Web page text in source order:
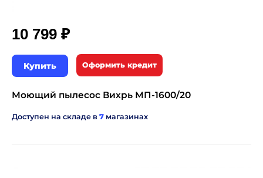
10 799 ₽
Купить Оформить кредит
Моющий пылесос Вихрь МП-1600/20
Доступен на складе в 7 магазинах